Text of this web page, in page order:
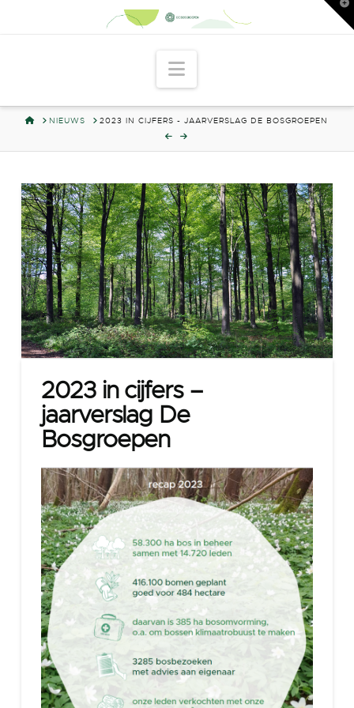
Navigation
HOMENIEUWS 2023 IN CIJFERS - JAARVERSLAG DE BOSGROEPEN
2023 in cijfers –
jaarverslag De
Bosgroepen